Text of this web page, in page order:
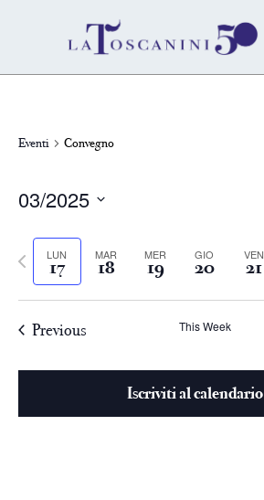
Eventi Convegno
03/2025
LUN
17
MAR
18
MER
19
GIO
20
VEN
21
Previous
Previous This Week
Iscriviti al calendario